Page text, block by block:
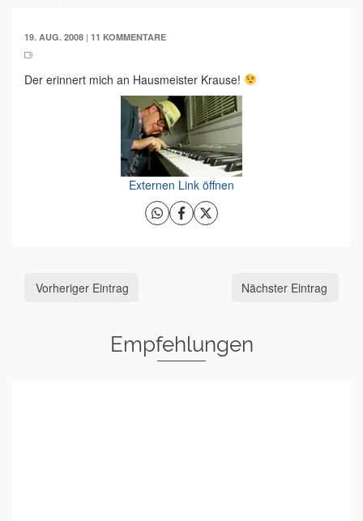
19. AUG. 2008 | 11 KOMMENTARE
Der erinnert mich an Hausmeister Krause!
Externen Link öffnen
Vorheriger Eintrag Nächster Eintrag
Empfehlungen